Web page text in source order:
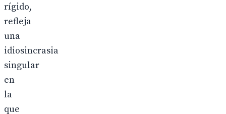
rígido,
refleja
una
idiosincrasia
singular
en
la
que